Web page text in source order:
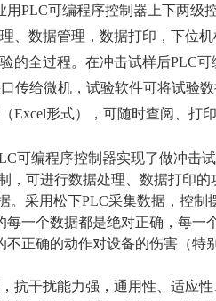
PLC可编程序控制器上下两级
、数据管理，数据打印，下位
的全过程。在冲击试样后PLC
传给微机，试验软件可将试验
Excel形式），可随时查阅、打印
可编程序控制器实现了做冲击
，可进行数据处理、数据打印的
。采用松下PLC采集数据，控制
一个数据都是绝对正确，每一
不正确的动作对设备的伤害（特
抗干扰能力强，通用性、适应